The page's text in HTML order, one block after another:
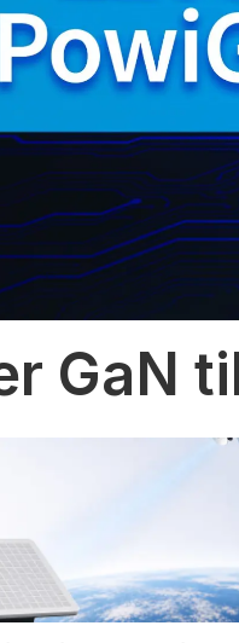
GaN